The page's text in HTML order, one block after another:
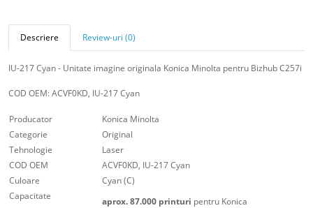
Descriere Review-uri (0)
IU-217 Cyan - Unitate imagine originala Konica Minolta pentru Bizhub C257i
COD OEM: ACVF0KD, IU-217 Cyan
Producator
Konica Minolta
Categorie
Original
Tehnologie
Laser
COD OEM
ACVF0KD, IU-217 Cyan
Culoare
Cyan (C)
Capacitate
aprox. 87.000 printuri pentru Konica